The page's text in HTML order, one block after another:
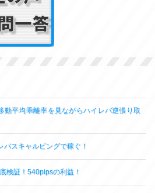
動平均乖離率を見ながらハイレバ逆張り取
スキャルピングで稼ぐ！
検証！540pipsの利益！